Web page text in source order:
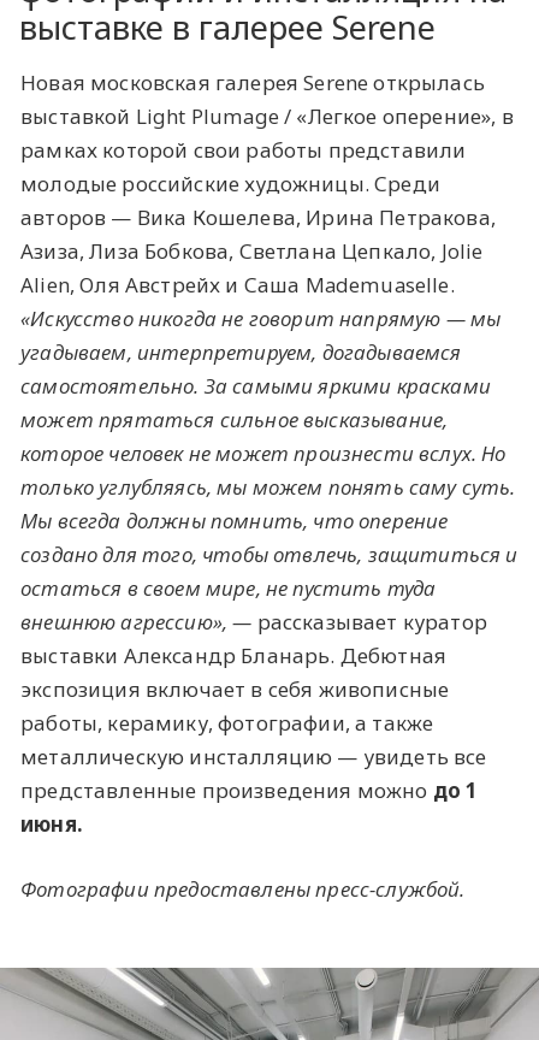
выставке в галерее Serene
Новая московская галерея Serene открылась
выставкой Light Plumage / «Легкое оперение», в
рамках которой свои работы представили
молодые российские художницы. Среди
авторов — Вика Кошелева, Ирина Петракова,
Азиза, Лиза Бобкова, Светлана Цепкало, Jolie
Alien, Оля Австрейх и Саша Mademuaselle.
«Искусство никогда не говорит напрямую — мы
угадываем, интерпретируем, догадываемся
самостоятельно. За самыми яркими красками
может прятаться сильное высказывание,
которое человек не может произнести вслух.Но
только углубляясь, мы можем понять саму суть.
Мы всегда должны помнить, что оперение
создано для того, чтобы отвлечь, защититься и
остаться в своем мире, не пустить туда
внешнюю агрессию», — рассказывает куратор
выставки Александр Бланарь. Дебютная
экспозиция включает в себя живописные
работы, керамику, фотографии, а также
металлическую инсталляцию — увидеть все
представленные произведения можно до 1
июня.
Фотографии предоставлены пресс-службой.